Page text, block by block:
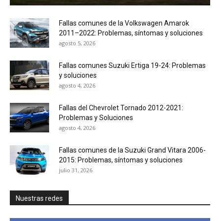
Fallas comunes de la Volkswagen Amarok
2011–2022: Problemas, síntomas y soluciones
agosto 5, 2026
Fallas comunes Suzuki Ertiga 19-24: Problemas
y soluciones
agosto 4, 2026
Fallas del Chevrolet Tornado 2012-2021:
Problemas y Soluciones
agosto 4, 2026
Fallas comunes de la Suzuki Grand Vitara 2006-
2015: Problemas, síntomas y soluciones
julio 31, 2026
Nuestras redes